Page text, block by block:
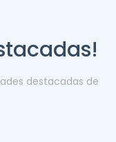
destacadas de